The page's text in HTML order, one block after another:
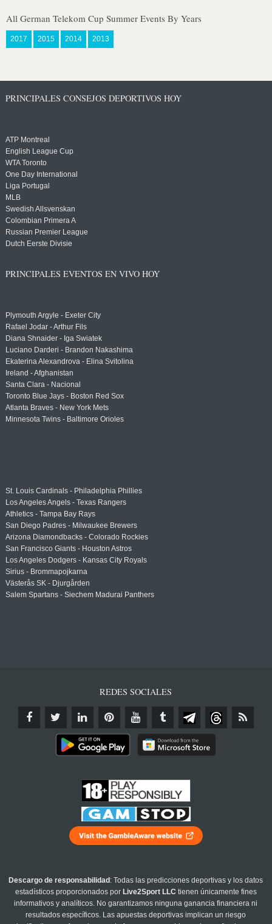
All German Telekom Cup Summer Events By Years
2017 2015 2014 2013
PRINCIPALES CONSEJOS DEPORTIVOS HOY
ATP Montreal
English League Cup
WTA Toronto
One Day International
Liga Portugal
MLB
Swedish Allsvenskan
Colombian Primera A
Russian Premier League
Dutch Eerste Divisie
PRINCIPALES EVENTOS EN VIVO HOY
Plymouth Argyle - Exeter City
Rafael Jodar - Arthur Fils
Diana Shnaider - Iga Swiatek
Luciano Darderi - Brandon Nakashima
Ekaterina Alexandrova - Elina Svitolina
Ireland - Afghanistan
Santa Clara - Nacional
Toronto Blue Jays - Boston Red Sox
Atlanta Braves - New York Mets
Minnesota Twins - Baltimore Orioles
St. Louis Cardinals - Philadelphia Phillies
Los Angeles Angels - Texas Rangers
Athletics - Tampa Bay Rays
San Diego Padres - Milwaukee Brewers
Arizona Diamondbacks - Colorado Rockies
San Francisco Giants - Houston Astros
Los Angeles Dodgers - Kansas City Royals
Sirius - Brommapojkarna
Västerås SK - Djurgården
Salem Spartans - Siechem Madurai Panthers
REDES SOCIALES
Descargo de responsabilidad : Todas las predicciones deportivas y los datos
estadísticos proporcionados por Live2Sport LLC tienen únicamente fines
informativos y analíticos. No garantizamos ninguna ganancia financiera ni
resultados específicos. Las apuestas deportivas implican un riesgo